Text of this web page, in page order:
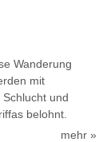
Wanderung
mit
und
belohnt.
mehr »